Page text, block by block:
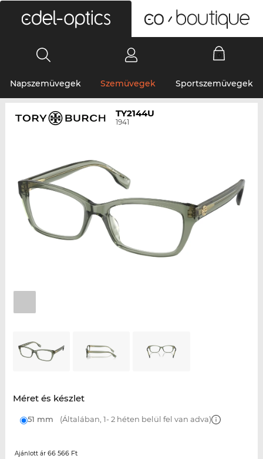
Napszemüvegek Szemüvegek Sportszemüvegek
TY2144U
1941
Méret és készlet
51 mm (Általában, 1- 2 héten belül fel van adva)
Ajánlott ár 66 566 Ft